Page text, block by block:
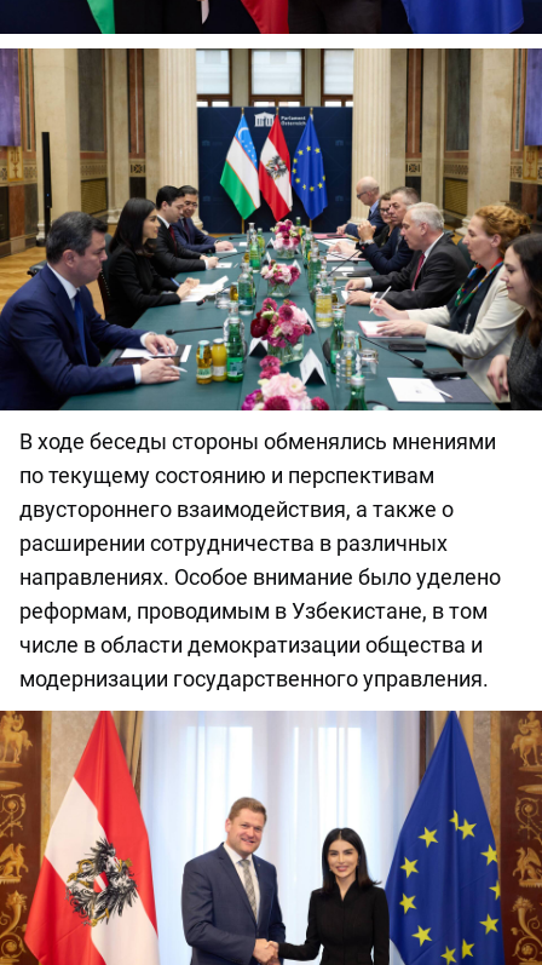
В ходе беседы стороны обменялись мнениями
по текущему состоянию и перспективам
двустороннего взаимодействия, а также о
расширении сотрудничества в различных
направлениях. Особое внимание было уделено
реформам, проводимым в Узбекистане, в том
числе в области демократизации общества и
модернизации государственного управления.